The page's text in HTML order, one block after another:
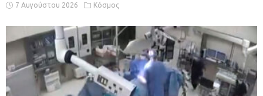
7 Αυγούστου 2026 Κόσμος